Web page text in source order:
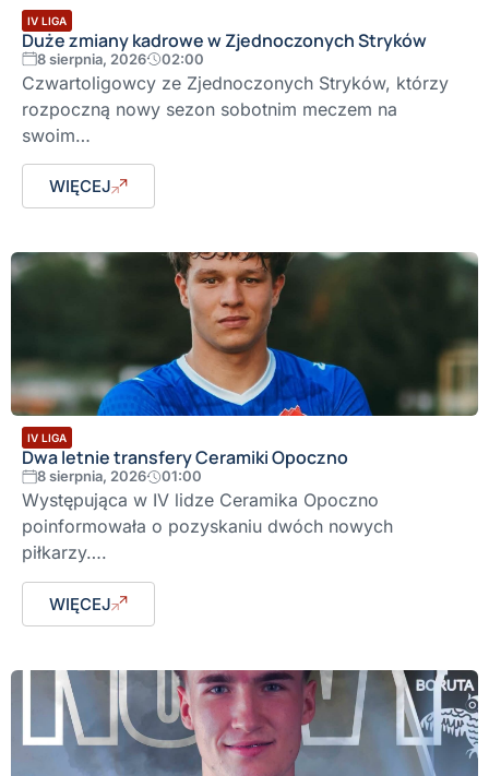
IV LIGA
Duże zmiany kadrowe w Zjednoczonych Stryków
8 sierpnia, 2026 02:00
Czwartoligowcy ze Zjednoczonych Stryków, którzy
rozpoczną nowy sezon sobotnim meczem na
swoim…
WIĘCEJ
IV LIGA
Dwa letnie transfery Ceramiki Opoczno
8 sierpnia, 2026 01:00
Występująca w IV lidze Ceramika Opoczno
poinformowała o pozyskaniu dwóch nowych
piłkarzy….
WIĘCEJ